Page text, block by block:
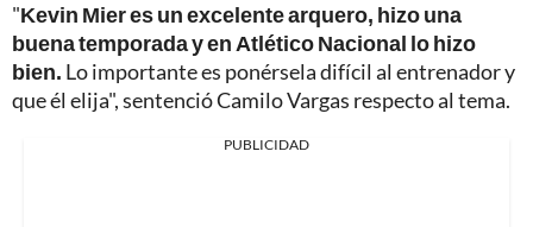
"Kevin Mier es un excelente arquero, hizo una
buena temporada y en Atlético Nacional lo hizo
bien. Lo importante es ponérsela difícil al entrenador y
que él elija", sentenció Camilo Vargas respecto al tema.
PUBLICIDAD